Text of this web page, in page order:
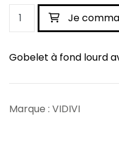
Je
Gobelet à fond lourd
Marque : VIDIVI